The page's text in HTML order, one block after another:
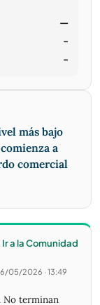
—
-
-
más bajo
a
comercial
Ir a la Comunidad
05/2026 · 13:49
No terminan